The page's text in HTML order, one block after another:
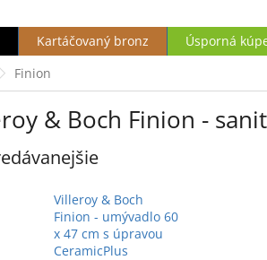
Kartáčovaný bronz Úsporná
Finion
& Boch Finion -
Villeroy & Boch
Finion - umývadlo 60
x 47 cm s úpravou
CeramicPlus